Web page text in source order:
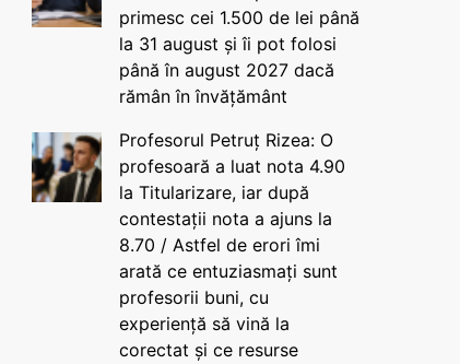
primesc cei 1.500 de lei până
la 31 august și îi pot folosi
până în august 2027 dacă
rămân în învățământ
Profesorul Petruț Rizea: O
profesoară a luat nota 4.90
la Titularizare, iar după
contestații nota a ajuns la
8.70 / Astfel de erori îmi
arată ce entuziasmați sunt
profesorii buni, cu
experiență să vină la
corectat și ce resurse